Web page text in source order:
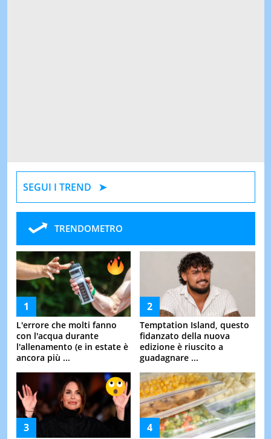
SEGUI I TREND
TRENDOMETRO
L'errore che molti fanno
con l'acqua durante
l'allenamento (e in estate è
ancora più ...
Temptation Island, questo
fidanzato della nuova
edizione è riuscito a
guadagnare ...